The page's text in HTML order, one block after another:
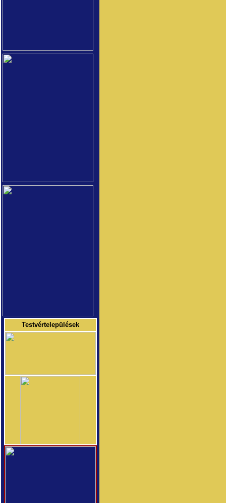
Testvértelepülések